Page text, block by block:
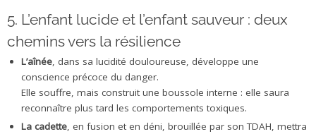
5. L’enfant lucide et l’enfant sauveur : deux
chemins vers la résilience
L’aînée, dans sa lucidité douloureuse, développe une
conscience précoce du danger.
Elle souffre, mais construit une boussole interne : elle saura
reconnaître plus tard les comportements toxiques.
La cadette, en fusion et en déni, brouillée par son TDAH, mettra